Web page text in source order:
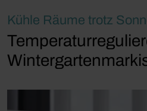
Kühle Räume trotz